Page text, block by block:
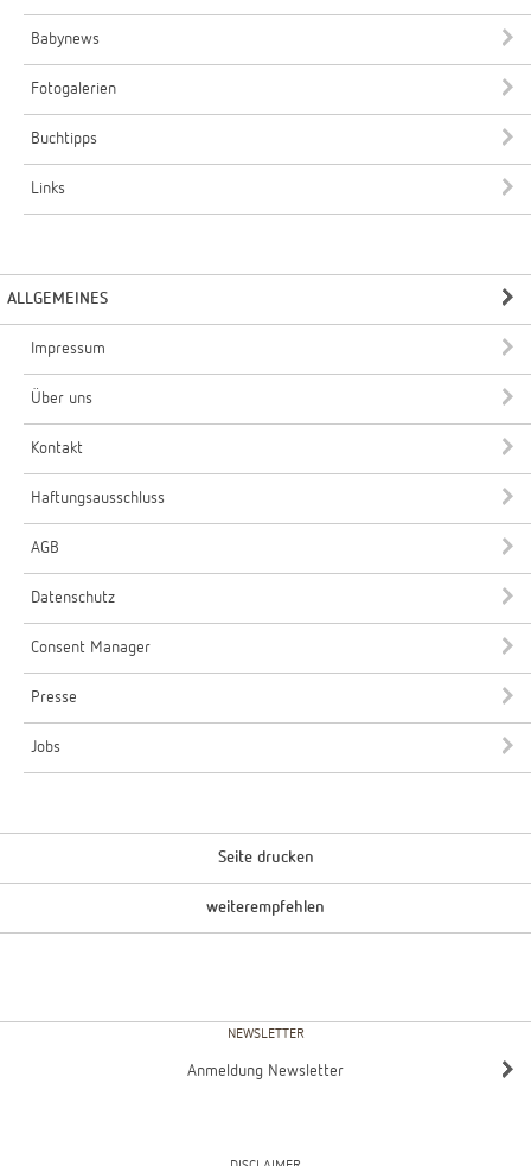
Babynews
Fotogalerien
Buchtipps
Links
ALLGEMEINES
Impressum
Über uns
Kontakt
Haftungsausschluss
AGB
Datenschutz
Consent Manager
Presse
Jobs
Seite drucken
weiterempfehlen
NEWSLETTER
Anmeldung Newsletter